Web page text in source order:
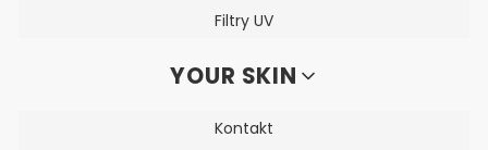
Filtry UV
YOUR SKIN
Kontakt